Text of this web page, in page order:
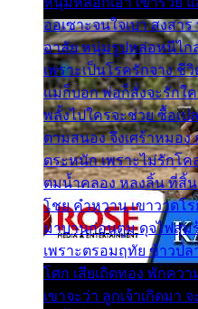
ออเซาะจนใจเบา สงสา
อาลัย หนุ่มรูปหล่อหนีไก
เพราะเป็นโรครักจาง ชี
แม่ก็บอก พ่อก็สั่งจะรักใ
พลั้งไปใครจะช่วย ซื้อเป
ตามสนอง จึงเศร้าหมอง
ตระหนัก เพราะไม่รักโ
ตมน้ำคลอง หลงลิ้น ที่สิ้น
โชย คำหวาน เขาวาดโ
มาบานก่อนตูม ดุจไฟสุม
เพราะตรอมฤทัย ข้าวปล
โศก เสียเถิดทอง พักควา
เขาจะว่า ลูกเจ้าเกิดมา